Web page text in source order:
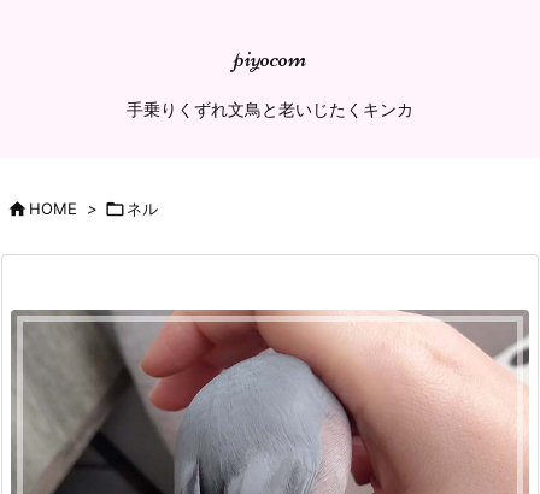
piyocom
手乗りくずれ文鳥と老いじたくキンカ
HOME > ネル